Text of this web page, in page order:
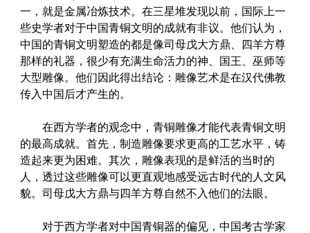
一，就是金属冶炼技术。在三星堆发现以前，国际上一
些史学者对于中国青铜文明的成就有非议。他们认为，
中国的青铜文明塑造的都是像司母戊大方鼎、四羊方尊
那样的礼器，很少有充满生命活力的神、国王、巫师等
大型雕像。他们因此得出结论：雕像艺术是在汉代佛教
传入中国后才产生的。
在西方学者的观念中，青铜雕像才能代表青铜文明
的最高成就。首先，制造雕像要求更高的工艺水平，铸
造起来更为困难。其次，雕像表现的是鲜活的当时的
人，透过这些雕像可以更直观地感受远古时代的人文风
貌。司母戊大方鼎与四羊方尊自然不入他们的法眼。
对于西方学者对中国青铜器的偏见，中国考古学家